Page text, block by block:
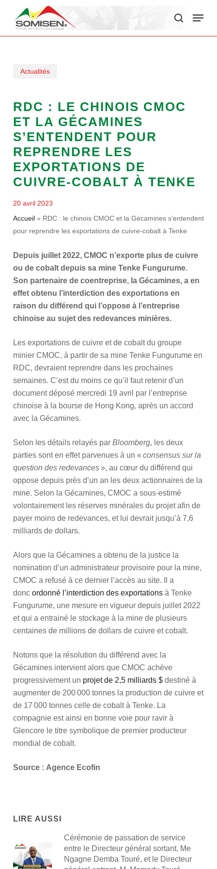
Menu
Actualités
RDC : LE CHINOIS CMOC
ET LA GÉCAMINES
S’ENTENDENT POUR
REPRENDRE LES
EXPORTATIONS DE
CUIVRE-COBALT À TENKE
20 avril 2023
Accueil» RDC : le chinois CMOC et la Gécamines s’entendent
pour reprendre les exportations de cuivre-cobalt à Tenke
Depuis juillet 2022, CMOC n’exporte plus de cuivre
ou de cobalt depuis sa mine Tenke Fungurume.
Son partenaire de coentreprise, la Gécamines, a en
effet obtenu l’interdiction des exportations en
raison du différend qui l’oppose à l’entreprise
chinoise au sujet des redevances minières.
Les exportations de cuivre et de cobalt du groupe
minier CMOC, à partir de sa mine Tenke Fungurume en
RDC, devraient reprendre dans les prochaines
semaines. C’est du moins ce qu’il faut retenir d’un
document déposé mercredi 19 avril par l’entreprise
chinoise à la bourse de Hong Kong, après un accord
avec la Gécamines.
Selon les détails relayés par Bloomberg, les deux
parties sont en effet parvenues à un « consensus sur la
question des redevances», au cœur du différend qui
oppose depuis près d’un an les deux actionnaires de la
mine. Selon la Gécamines, CMOC a sous-estimé
volontairement les réserves minérales du projet afin de
payer moins de redevances, et lui devrait jusqu’à 7,6
milliards de dollars.
Alors que la Gécamines a obtenu de la justice la
nomination d’un administrateur provisoire pour la mine,
CMOC a refusé à ce dernier l’accès au site. Il a
donc ordonné l’interdiction des exportationsà Tenke
Fungurume, une mesure en vigueur depuis juillet 2022
et qui a entrainé le stockage à la mine de plusieurs
centaines de millions de dollars de cuivre et cobalt.
Notons que la résolution du différend avec la
Gécamines intervient alors que CMOC achève
progressivement un projet de 2,5 milliards $destiné à
augmenter de 200 000 tonnes la production de cuivre et
de 17 000 tonnes celle de cobalt à Tenke. La
compagnie est ainsi en bonne voie pour ravir à
Glencore le titre symbolique de premier producteur
mondial de cobalt.
Source : Agence Ecofin
LIRE AUSSI
Cérémonie de passation de service
entre le Directeur général sortant, Me
Ngagne Demba Touré, et le Directeur